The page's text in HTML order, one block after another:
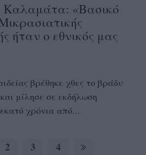
Καλαμάτα: «Βασικό
ήταν ο εθνικός μας
βρέθηκε χθες το βράδυ
μίλησε σε εκδήλωση
χρόνια από...
2 3 4